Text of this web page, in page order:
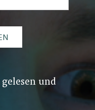
gelesen und